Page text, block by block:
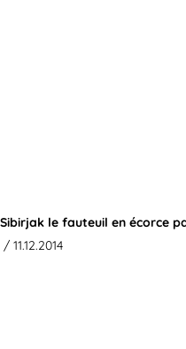
Sibirjak le fauteuil en écorce
/ 11.12.2014